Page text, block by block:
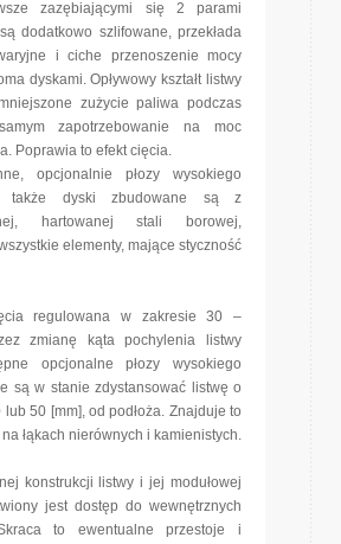
zazębiającymi się 2 parami
dodatkowo szlifowane, przekłada
i ciche przenoszenie mocy
dyskami. Opływowy kształt listwy
zużycie paliwa podczas
zapotrzebowanie na moc
Poprawia to efekt cięcia.
opcjonalnie płozy wysokiego
także dyski zbudowane są z
hartowanej stali borowej,
elementy, mające styczność
regulowana w zakresie 30 –
zmianę kąta pochylenia listwy
opcjonalne płozy wysokiego
są w stanie zdystansować listwę o
50 [mm], od podłoża. Znajduje to
łąkach nierównych i kamienistych.
konstrukcji listwy i jej modułowej
jest dostęp do wewnętrznych
to ewentualne przestoje i